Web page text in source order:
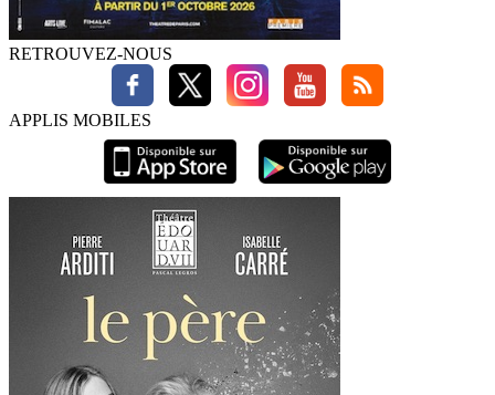
RETROUVEZ-NOUS
APPLIS MOBILES